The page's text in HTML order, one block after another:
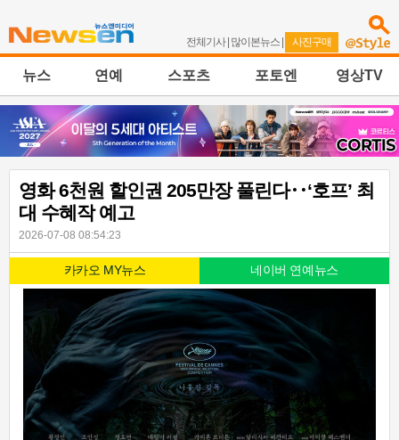
전체기사| 많이본뉴스 | 사진구매
뉴스 연예 스포츠 포토엔 영상TV
영화 6천원 할인권 205만장 풀린다‥‘호프’ 최
대 수혜작 예고
2026-07-08 08:54:23
카카오 MY뉴스 네이버 연예뉴스